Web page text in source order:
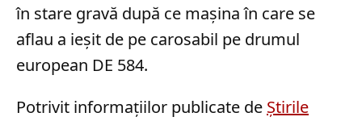
în stare gravă după ce mașina în care se
aflau a ieșit de pe carosabil pe drumul
european DE 584.
Potrivit informațiilor publicate de Știrile